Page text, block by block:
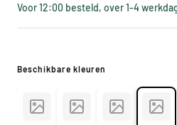
prijs
Voor 12:00 besteld, over 1-4
Beschikbare kleuren